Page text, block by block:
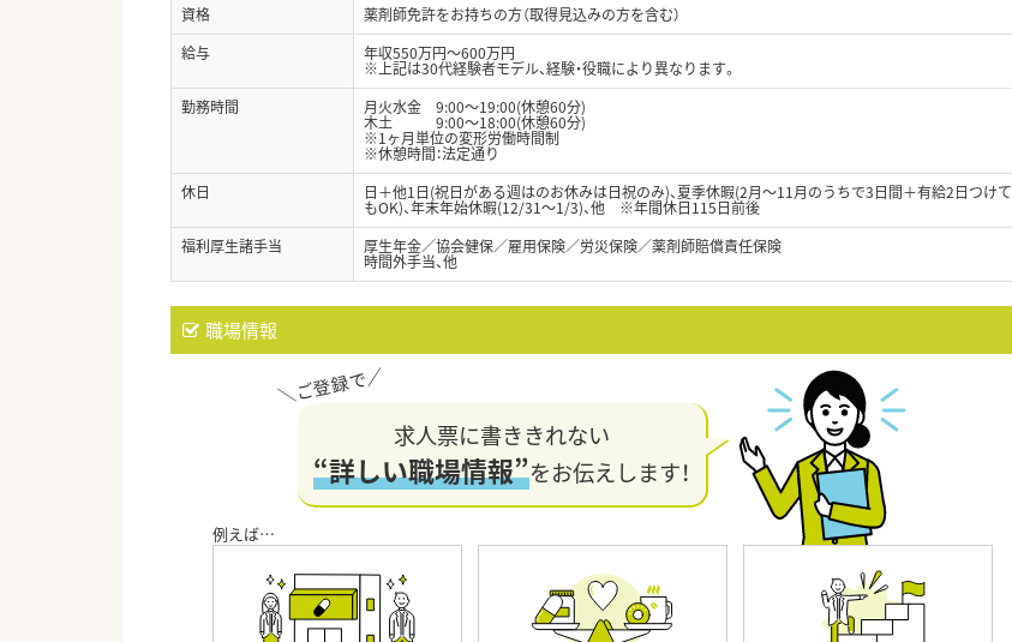
資格
薬剤師免許をお持ちの方（取得見込みの方を含む）
給与
年収550万円～600万円
※上記は30代経験者モデル、経験・役職により異なります。
勤務時間
月火水金 9:00～19:00(休憩60分)
木土 9:00～18:00(休憩60分)
※1ヶ月単位の変形労働時間制
※休憩時間：法定通り
休日
日＋他1日(祝日がある週はのお休みは日祝のみ)、夏季休暇(2月～11月のうちで3日間＋有給2日つけて
もOK)、年末年始休暇(12/31～1/3)、他 ※年間休日115日前後
福利厚生諸手当
厚生年金／協会健保／雇用保険／労災保険／薬剤師賠償責任保険
時間外手当、他
職場情報
求人票に書ききれない
“詳しい職場情報”をお伝えします！